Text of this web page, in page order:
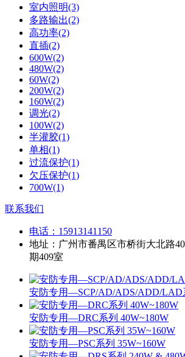
室内照明(3)
多路输出(2)
高功率(2)
直插(2)
600W(2)
480W(2)
60W(2)
200W(2)
160W(2)
调光(2)
100W(2)
半灌胶(1)
单相(1)
过流保护(1)
欠压保护(1)
700W(1)
联系我们
电话： 15913141150
地址：广州市番禺区市桥街大北路
期409室
安防专用—SCP/AD/ADS/ADD/LAD
安防专用—DRC系列 40W~180W
安防专用—PSC系列 35W~160W